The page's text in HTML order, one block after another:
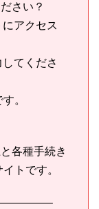
さい？
アクセス
てくださ
。
各種手続き
トです。